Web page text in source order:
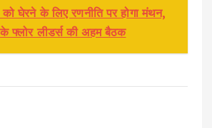
घेरने के लिए रणनीति पर होगा मंथन,
फ्लोर लीडर्स की अहम बैठक